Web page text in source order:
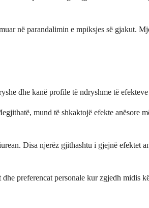
në parandalimin e mpiksjes së gjakut.
dhe kanë profile të ndryshme të
mund të shkaktojë efekte anësore
Disa njerëz gjithashtu i gjejnë efektet
preferencat personale kur zgjedh midis